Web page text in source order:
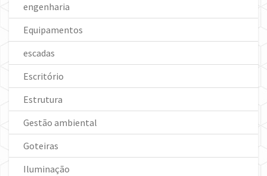
engenharia
Equipamentos
escadas
Escritório
Estrutura
Gestão ambiental
Goteiras
Iluminação